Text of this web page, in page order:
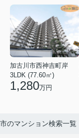
加古川市西神吉町岸
3LDK (77.60㎡)
1,280万円
のマンション検索一覧